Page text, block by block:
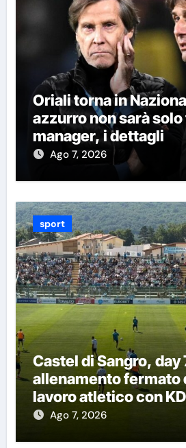
Oriali torna in
azzurro non sarà solo
manager, i dettagli
Ago 7, 2026
sport
Castel di Sangro, day
allenamento fermato
lavoro atletico con
Ago 7, 2026